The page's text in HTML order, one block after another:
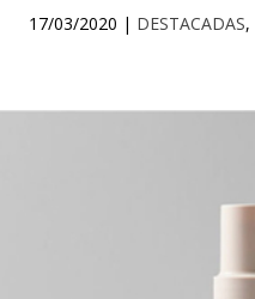
17/03/2020 | DESTACADAS,